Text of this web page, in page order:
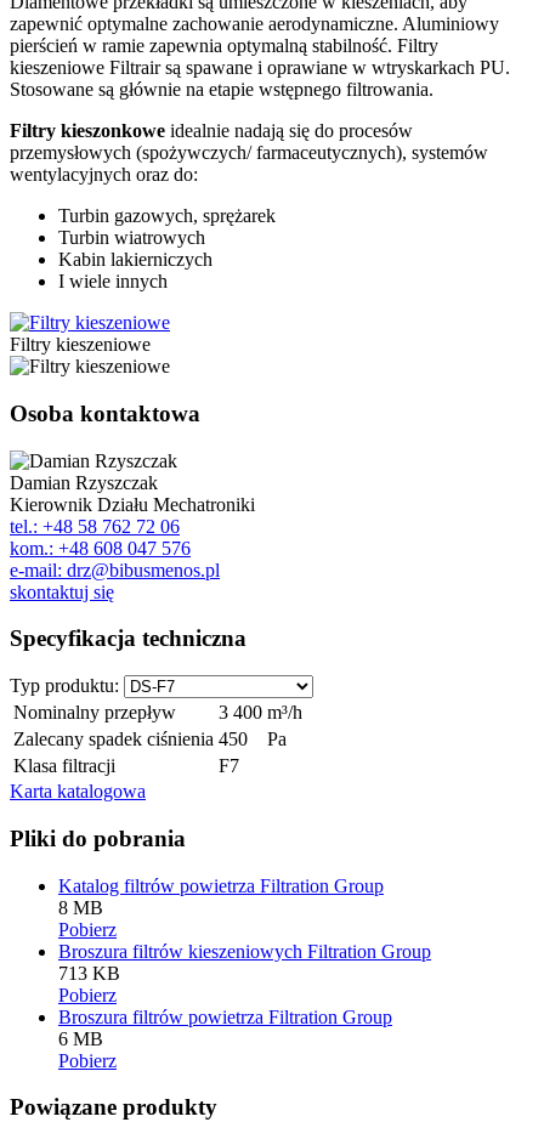
zapewnić optymalne zachowanie aerodynamiczne. Aluminiowy
pierścień w ramie zapewnia optymalną stabilność. Filtry
kieszeniowe Filtrair są spawane i oprawiane w wtryskarkach PU.
Stosowane są głównie na etapie wstępnego filtrowania.
Filtry kieszonkowe idealnie nadają się do procesów
przemysłowych (spożywczych/ farmaceutycznych), systemów
wentylacyjnych oraz do:
Turbin gazowych, sprężarek
Turbin wiatrowych
Kabin lakierniczych
I wiele innych
Filtry kieszeniowe
Osoba kontaktowa
Damian Rzyszczak
Kierownik Działu Mechatroniki
tel.: +48 58 762 72 06
kom.: +48 608 047 576
e-mail: drz@bibusmenos.pl
skontaktuj się
Specyfikacja techniczna
Typ produktu:
Nominalny przepływ
3 400 m³/h
Zalecany spadek ciśnienia 450
Pa
Klasa filtracji
F7
Karta katalogowa
Pliki do pobrania
Katalog filtrów powietrza Filtration Group
8 MB
Pobierz
Broszura filtrów kieszeniowych Filtration Group
713 KB
Pobierz
Broszura filtrów powietrza Filtration Group
6 MB
Pobierz
Powiązane produkty